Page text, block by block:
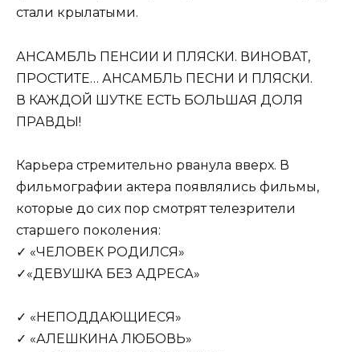
стали крылатыми.
АНСАМБЛЬ ПЕНСИИ И ПЛЯСКИ. ВИНОВАТ,
ПРОСТИТЕ… АНСАМБЛЬ ПЕСНИ И ПЛЯСКИ.
В КАЖДОЙ ШУТКЕ ЕСТЬ БОЛЬШАЯ ДОЛЯ
ПРАВДЫ!
Карьера стремительно рванула вверх. В
фильмографии актера появлялись фильмы,
которые до сих пор смотрят телезрители
старшего поколения:
✓ «ЧЕЛОВЕК РОДИЛСЯ»
✓«ДЕВУШКА БЕЗ АДРЕСА»
✓ «НЕПОДДАЮЩИЕСЯ»
✓ «АЛЕШКИНА ЛЮБОВЬ»